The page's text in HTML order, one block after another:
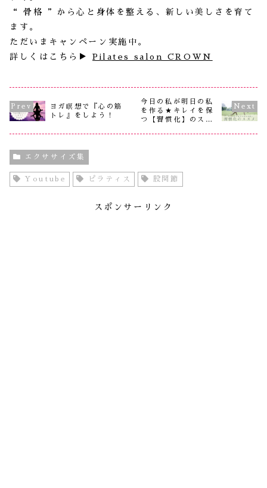
“ 骨格 ”から心と身体を整える、新しい美しさを育て
ます。
ただいまキャンペーン実施中。
詳しくはこちら▶︎Pilates salon CROWN
ヨガ瞑想で『心の筋
トレ』をしよう！
今日の私が明日の私
を作る★キレイを保
つ【習慣化】のスス
エクササイズ集
Youtube ピラティス 股関節
スポンサーリンク